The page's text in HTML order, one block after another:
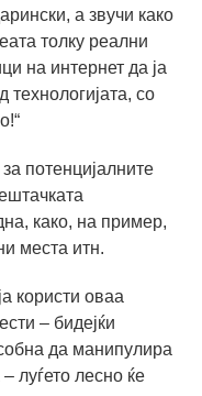
а звучи како
толку реални
на интернет да ја
технологијата, со
потенцијалните
како, на пример,
места итн.
користи оваа
– бидејќи
да манипулира
луѓето лесно ќе